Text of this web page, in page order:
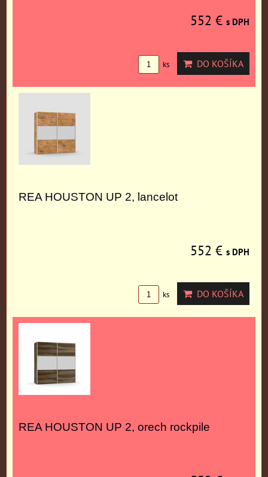
552 € s DPH
ks DO KOŠÍKA
REA HOUSTON UP 2, lancelot
552 € s DPH
ks DO KOŠÍKA
REA HOUSTON UP 2, orech rockpile